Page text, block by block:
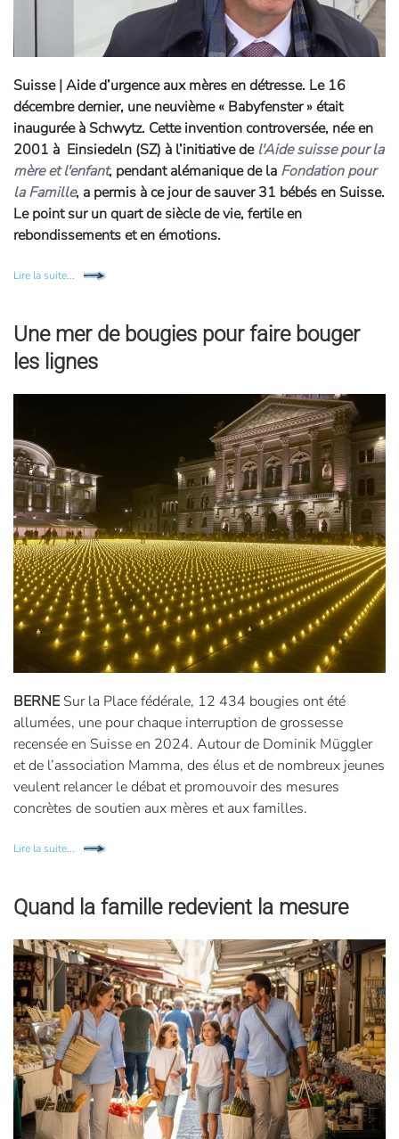
Suisse | Aide d’urgence aux mères en détresse. Le 16
décembre dernier, une neuvième « Babyfenster » était
inaugurée à Schwytz. Cette invention controversée, née en
2001 à Einsiedeln (SZ) à l’initiative del'Aide suisse pour la
mère et l'enfant, pendant alémanique de la Fondation pour
la Famille, a permis à ce jour de sauver 31 bébés en Suisse.
Le point sur un quart de siècle de vie, fertile en
rebondissements et en émotions.
Lire la suite...
Une mer de bougies pour faire bouger
les lignes
BERNE Sur la Place fédérale, 12 434 bougies ont été
allumées, une pour chaque interruption de grossesse
recensée en Suisse en 2024. Autour de Dominik Müggler
et de l’association Mamma, des élus et de nombreux jeunes
veulent relancer le débat et promouvoir des mesures
concrètes de soutien aux mères et aux familles.
Lire la suite...
Quand la famille redevient la mesure